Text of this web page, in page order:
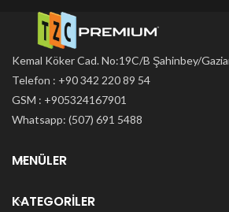
Kemal Köker Cad. No:19C/B Şahinbey/
Telefon : +90 342 220 89 54
GSM : +905324167901
Whatsapp: (507) 691 5488
MENÜLER
KATEGORILER